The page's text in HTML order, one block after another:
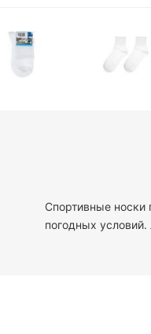
Спортивные носки
погодных